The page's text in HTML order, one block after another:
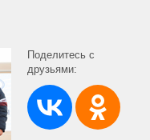
Поделитесь с
друзьями: